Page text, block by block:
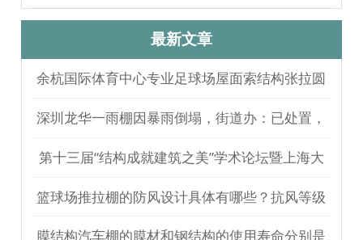
最新文章
余杭国际体育中心专业足球场屋面索结构张拉圆
满完成
深圳龙华一雨棚因暴雨倒塌，街道办：已处置，
无人员伤亡
第十三届“结构成就建筑之美”学术论坛暨上海大
歌剧院观摩
篮球场推拉棚的防风设计具体有哪些？抗风等级
如何测试验证？
膜结构汽车棚的膜材和钢结构的使用寿命分别是